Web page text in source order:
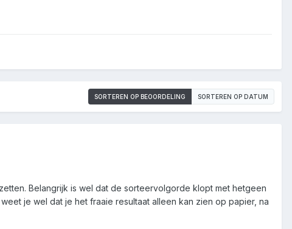
SORTEREN OP BEOORDELING SORTEREN OP DATUM
Belangrijk is wel dat de sorteervolgorde klopt met hetgeen
je wel dat je het fraaie resultaat alleen kan zien op papier, na